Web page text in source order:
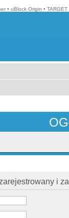
• uBlock Origin •
i